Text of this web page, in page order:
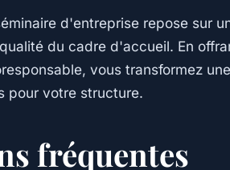
d'entreprise repose sur
du cadre d'accueil. En
vous transformez
pour votre structure.
fréquentes